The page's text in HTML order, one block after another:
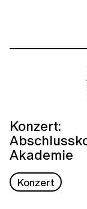
Konzert:
Akademie
Konzert